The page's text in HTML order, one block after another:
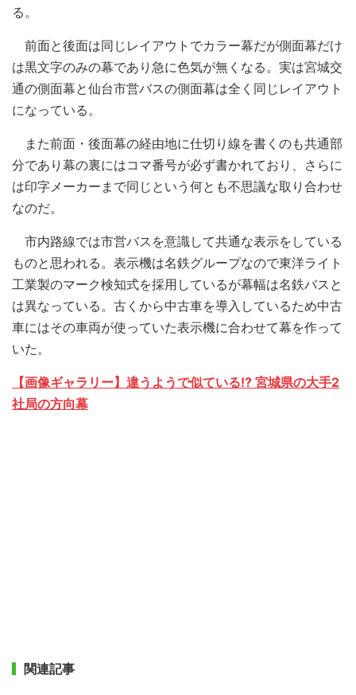
る。
前面と後面は同じレイアウトでカラー幕だが側面幕だけ
は黒文字のみの幕であり急に色気が無くなる。実は宮城交
通の側面幕と仙台市営バスの側面幕は全く同じレイアウト
になっている。
また前面・後面幕の経由地に仕切り線を書くのも共通部
分であり幕の裏にはコマ番号が必ず書かれており、さらに
は印字メーカーまで同じという何とも不思議な取り合わせ
なのだ。
市内路線では市営バスを意識して共通な表示をしている
ものと思われる。表示機は名鉄グループなので東洋ライト
工業製のマーク検知式を採用しているが幕幅は名鉄バスと
は異なっている。古くから中古車を導入しているため中古
車にはその車両が使っていた表示機に合わせて幕を作って
いた。
【画像ギャラリー】違うようで似ている!? 宮城県の大手2
社局の方向幕
関連記事